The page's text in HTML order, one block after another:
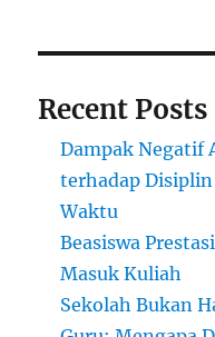
Recent Posts
Dampak Negatif
terhadap
Waktu
Beasiswa
Masuk Kuliah
Sekolah Bukan